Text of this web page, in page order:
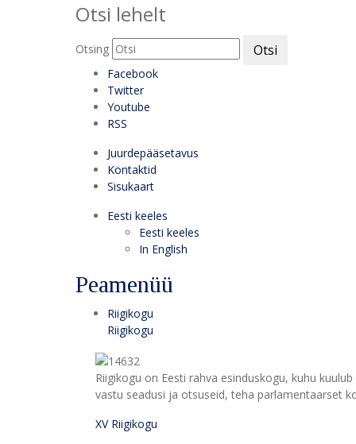
Otsi lehelt
Otsing Otsi
Facebook
Twitter
Youtube
RSS
Juurdepääsetavus
Kontaktid
Sisukaart
Eesti keeles
Eesti keeles
In English
Peamenüü
Riigikogu
Riigikogu
Riigikogu on Eesti rahva esinduskogu, kuhu
vastu seadusi ja otsuseid, teha parlamentaarset
XV Riigikogu